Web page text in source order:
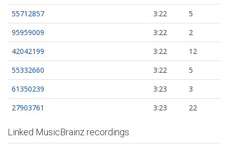
55712857
3:22
5
95959009
3:22
2
42042199
3:22
12
55332660
3:22
5
61350239
3:23
3
27903761
3:23 22
Linked MusicBrainz recordings